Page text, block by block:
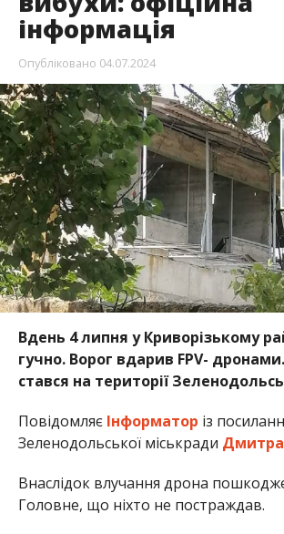
інформація
Опубліковано 04.07.2024
Вдень 4 липня у Криворізькому
гучно. Ворог вдарив FPV-
стався на території
Повідомляє Інформатор із
Зеленодольської міськради Дмитра
Внаслідок влучання дрона
Головне, що ніхто не постраждав.